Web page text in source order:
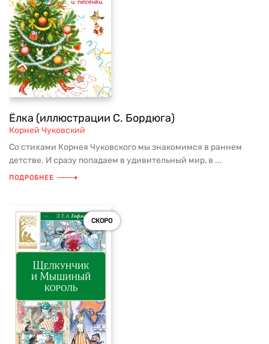
Ёлка (иллюстрации С. Бордюга)
Корней Чуковский
Со стихами Корнея Чуковского мы знакомимся в раннем
детстве. И сразу попадаем в удивительный мир, в ...
ПОДРОБНЕЕ
СКОРО